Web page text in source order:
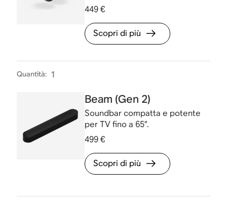
449 €
Scopri di più
Quantità: 1
Beam (Gen 2)
Soundbar compatta e potente
per TV fino a 65”.
499 €
Scopri di più